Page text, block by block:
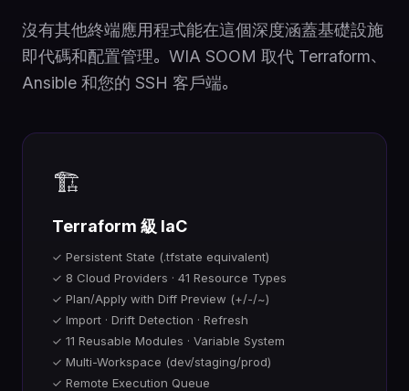
沒有其他終端應用程式能在這個深度涵蓋基礎設施
即代碼和配置管理。WIA SOOM 取代 Terraform、
Ansible 和您的 SSH 客戶端。
🏗️
Terraform 級 IaC
✓ Persistent State (.tfstate equivalent)
✓ 8 Cloud Providers · 41 Resource Types
✓ Plan/Apply with Diff Preview (+/-/~)
✓ Import · Drift Detection · Refresh
✓ 11 Reusable Modules · Variable System
✓ Multi-Workspace (dev/staging/prod)
✓ Remote Execution Queue